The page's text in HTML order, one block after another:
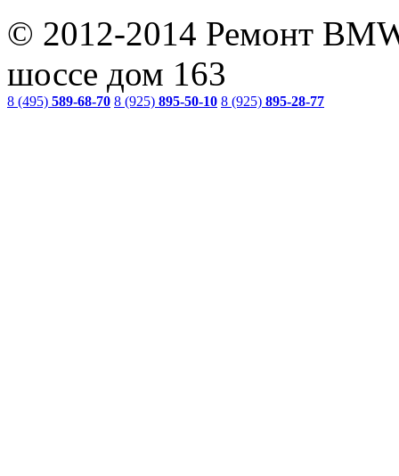
© 2012-2014 Ремонт
шоссе дом 163
8 (495) 589-68-70 8 (925) 895-50-10 8 (925) 895-28-77